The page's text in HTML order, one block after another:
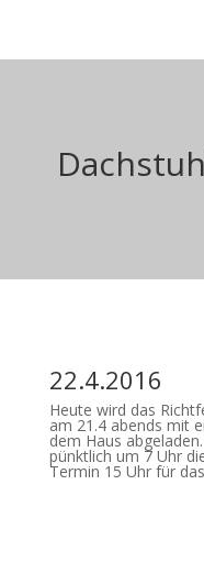
22.4.2016
Heute wird das
am 21.4 abends mit
dem Haus
pünktlich um 7 Uhr
Termin 15 Uhr für